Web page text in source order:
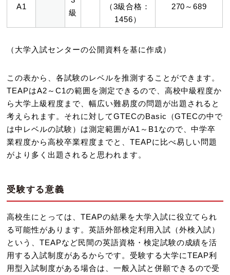
A1
級
（3級合格：
1456）
270～689
（大学入試センターの公開資料を基に作成）
この表から、各試験のレベルを推測することができます。
TEAPはA2～C1の範囲を測定できるので、高校中級程度か
ら大学上級程度まで、幅広い難易度の問題が出題されると
考えられます。それに対してGTECのBasic（GTECの中で
は中レベルの試験）は測定範囲がA1～B1なので、中学卒
業程度から高校卒業程度までと、TEAPに比べ易しい問題
がより多く出題されると思われます。
受験する意義
高校生にとっては、TEAPの結果を大学入試に役立てられ
る可能性があります。英語外部検定利用入試（外検入試）
という、TEAPなど民間の英語資格・検定試験の成績を活
用する入試制度があるからです。受験する大学にTEAP利
用型入試制度がある場合は、一般入試と併願できるので受